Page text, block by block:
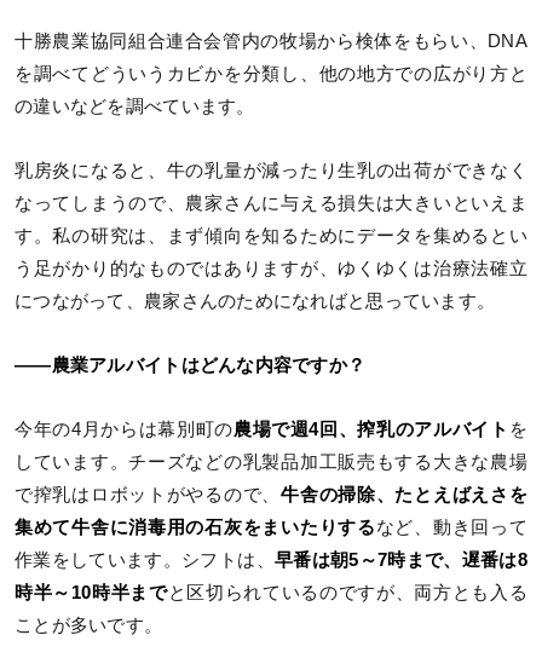
十勝農業協同組合連合会管内の牧場から検体をもらい、DNA
を調べてどういうカビかを分類し、他の地方での広がり方と
の違いなどを調べています。
乳房炎になると、牛の乳量が減ったり生乳の出荷ができなく
なってしまうので、農家さんに与える損失は大きいといえま
す。私の研究は、まず傾向を知るためにデータを集めるとい
う足がかり的なものではありますが、ゆくゆくは治療法確立
につながって、農家さんのためになればと思っています。
――農業アルバイトはどんな内容ですか？
今年の4月からは幕別町の農場で週4回、搾乳のアルバイト を
しています。チーズなどの乳製品加工販売もする大きな農場
で搾乳はロボットがやるので、牛舎の掃除、たとえばえさを
集めて牛舎に消毒用の石灰をまいたりするなど、動き回って
作業をしています。シフトは、 早番は朝5～7時まで、遅番は8
時半～10時半までと区切られているのですが、両方とも入る
ことが多いです。